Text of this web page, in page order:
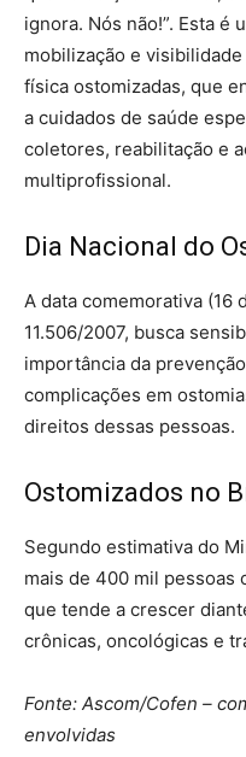
ignora. Nós não!”. Esta é
mobilização e
física ostomizadas, que
a cuidados de saúde
coletores, reabilitação e
multiprofissional.
Dia Nacional do
A data comemorativa (16
11.506/2007, busca
importância da
complicações em
direitos dessas pessoas.
Ostomizados no
Segundo estimativa do
mais de 400 mil pessoas
que tende a crescer
crônicas, oncológicas e
Fonte: Ascom/Cofen –
envolvidas